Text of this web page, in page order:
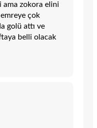
ama zokora elini
çok
golü attı ve
belli olacak